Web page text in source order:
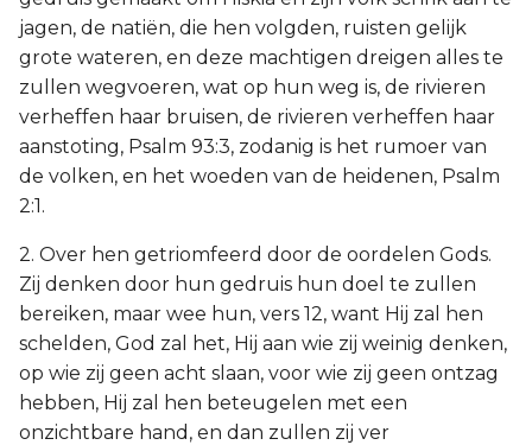
jagen, de natiën, die hen volgden, ruisten gelijk
grote wateren, en deze machtigen dreigen alles te
zullen wegvoeren, wat op hun weg is, de rivieren
verheffen haar bruisen, de rivieren verheffen haar
aanstoting, Psalm 93:3, zodanig is het rumoer van
de volken, en het woeden van de heidenen, Psalm
2:1.
2. Over hen getriomfeerd door de oordelen Gods.
Zij denken door hun gedruis hun doel te zullen
bereiken, maar wee hun, vers 12, want Hij zal hen
schelden, God zal het, Hij aan wie zij weinig denken,
op wie zij geen acht slaan, voor wie zij geen ontzag
hebben, Hij zal hen beteugelen met een
onzichtbare hand, en dan zullen zij ver